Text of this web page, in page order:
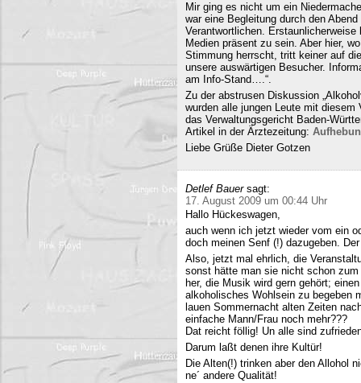
Mir ging es nicht um ein
war eine Begleitung durch den
Verantwortlichen.
Medien präsent zu sein. Aber hier,
Stimmung herrscht, tritt keiner auf
unsere auswärtigen Besucher.
am Info-Stand….“.
Zu der abstrusen Diskussion
wurden alle jungen Leute mit
das Verwaltungsgericht Baden-
Artikel in der Ärztezeitung:
Liebe Grüße Dieter Gotzen
Detlef Bauer sagt:
17. August 2009 um 00:44 Uhr
Hallo Hückeswagen,
auch wenn ich jetzt wieder vom ein
doch meinen Senf (!) dazugeben.
Also, jetzt mal ehrlich, die
sonst hätte man sie nicht schon
her, die Musik wird gern gehört;
alkoholisches Wohlsein zu begeben
lauen Sommernacht alten Zeiten
einfache Mann/Frau noch mehr???
Dat reicht föllig! Un alle sind
Darum laßt denen ihre Kultür!
Die Alten(!) trinken aber den Allohol
ne´ andere Qualität!